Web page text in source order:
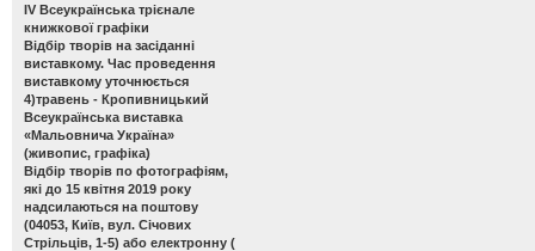
ІV Всеукраїнська трієнале
книжкової графіки
Відбір творів на засіданні
виставкому. Час проведення
виставкому уточнюється
4)травень - Кропивницький
Всеукраїнська виставка
«Мальовнича Україна»
(живопис, графіка)
Відбір творів по фотографіям,
які до 15 квітня 2019 року
надсилаються на поштову
(04053, Київ, вул. Січових
Стрільців, 1-5) або електронну (